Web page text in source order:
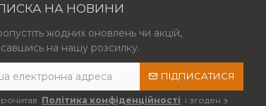
НА НОВИНИ
жодних оновлень чи акцій,
на нашу розсилку.
ПІДПИСАТИСЯ
Політика конфіденційності і згоден з